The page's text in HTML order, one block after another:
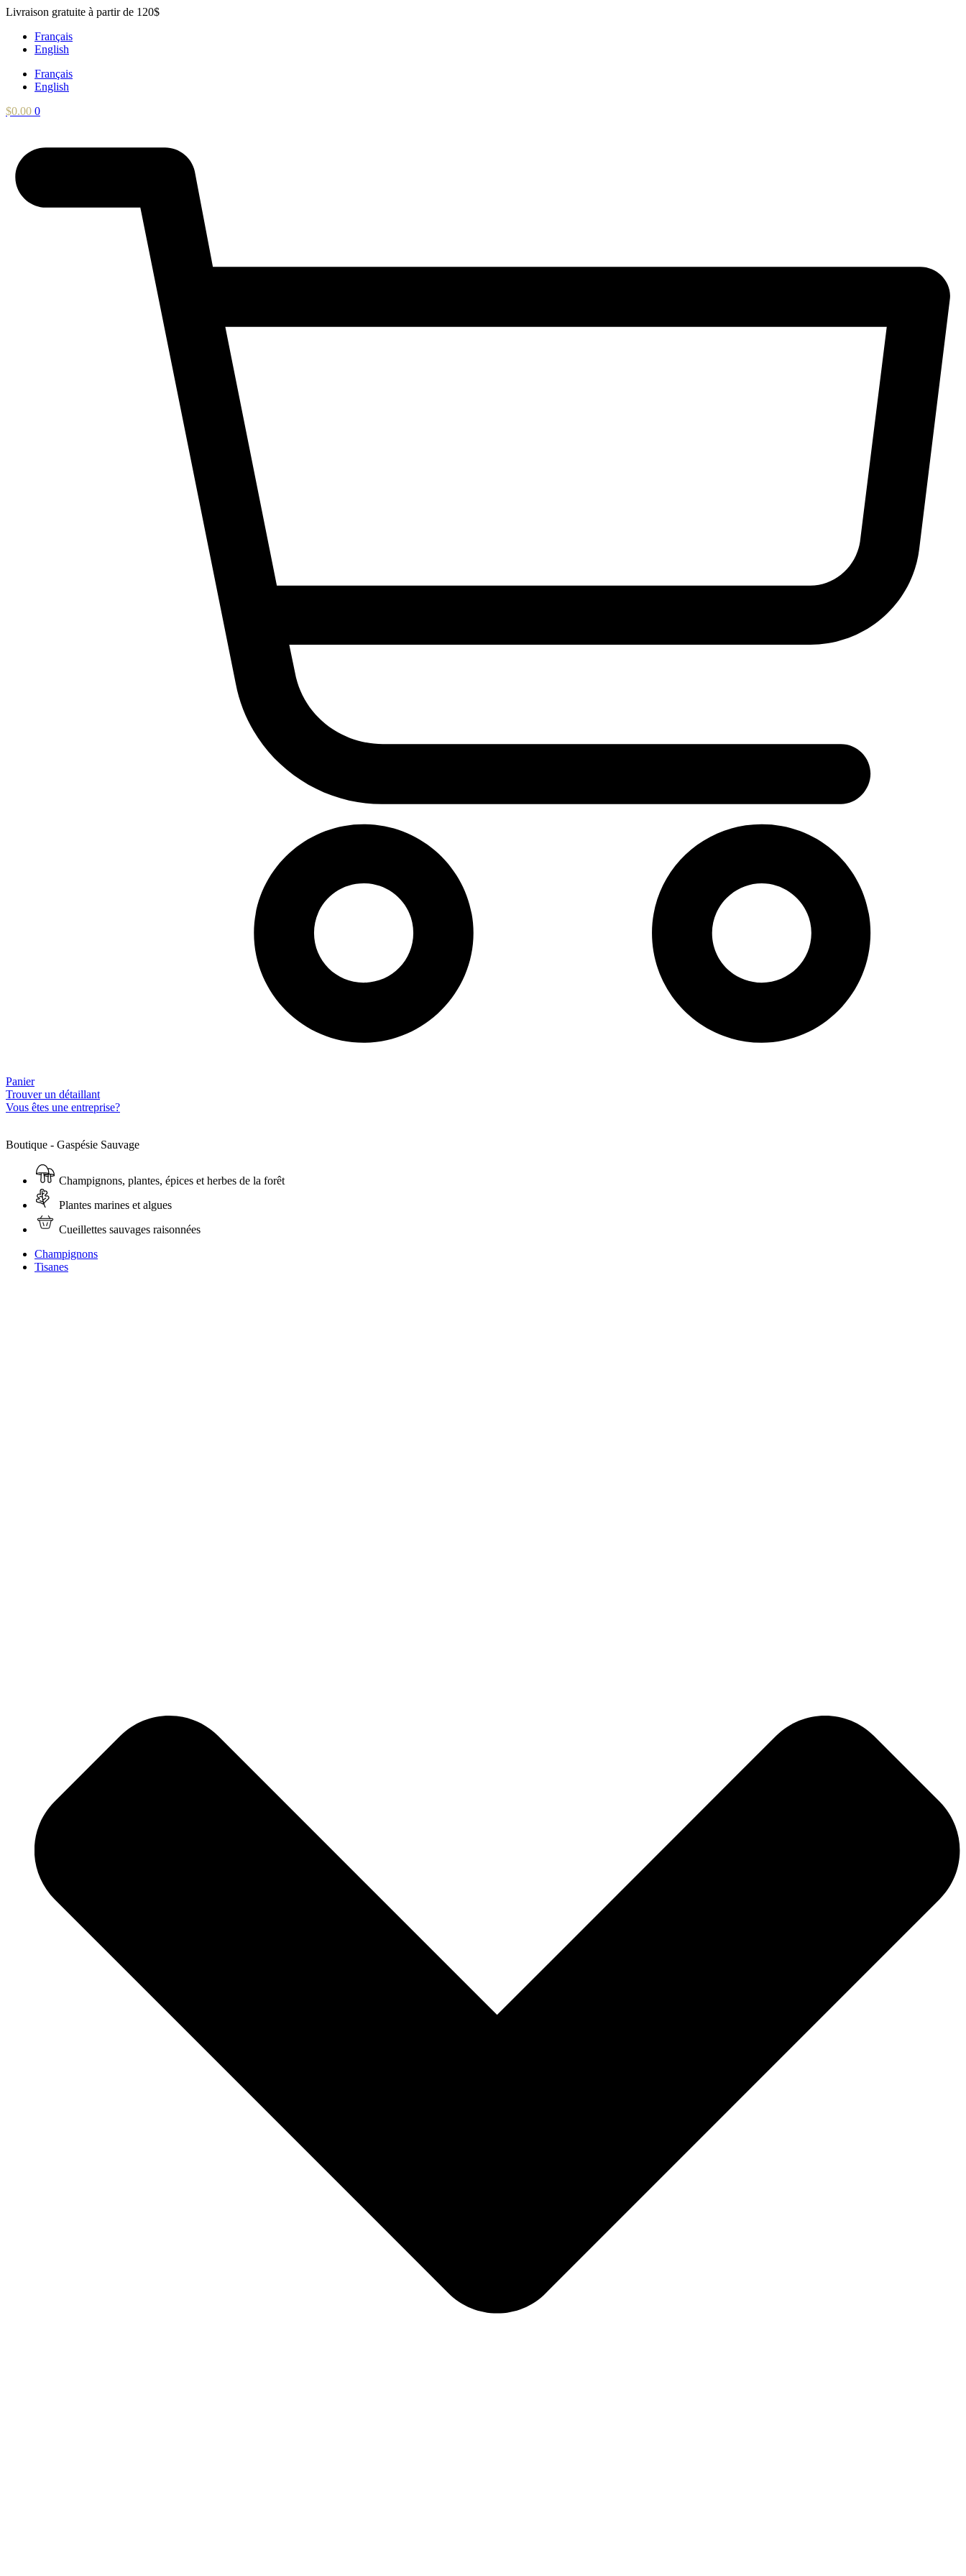
Aller
contenu
Livraison gratuite à partir de 120$
Français
English
Français
English
$0.00 0
Panier
Trouver un détaillant
Vous êtes une entreprise?
Boutique - Gaspésie Sauvage
Champignons, plantes, épices et herbes de la forêt
Plantes marines et algues
Cueillettes sauvages raisonnées
Champignons
Tisanes